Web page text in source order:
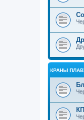
КРАНЫ